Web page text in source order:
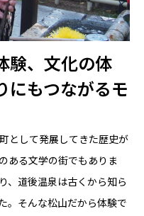
験、文化の体
にもつながるモ
として発展してきた歴史が
ある文学の街でもありま
、道後温泉は古くから知ら
。そんな松山だから体験で